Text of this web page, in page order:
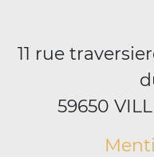
11 rue
59650